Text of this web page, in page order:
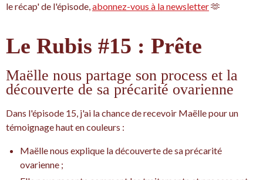
le récap' de l'épisode,abonnez-vous à la newsletter🫶
Le Rubis #15 : Prête
Maëlle nous partage son process et la
découverte de sa précarité ovarienne
Dans l'épisode 15, j'ai la chance de recevoir Maëlle pour un
témoignage haut en couleurs :
Maëlle nous explique la découverte de sa précarité
ovarienne ;